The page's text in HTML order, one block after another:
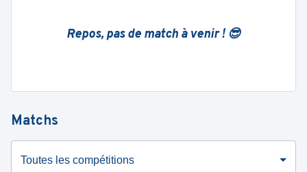
Repos, pas de match à venir ! 😎
Matchs
Toutes les compétitions